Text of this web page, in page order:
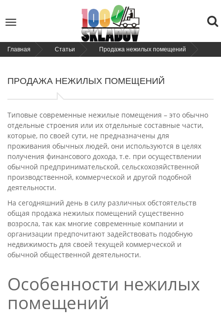
Toggle
Главная Статьи Продажа нежилых помещений
ПРОДАЖА НЕЖИЛЫХ ПОМЕЩЕНИЙ
Типовые современные нежилые помещения – это обычно
отдельные строения или их отдельные составные части,
которые, по своей сути, не предназначены для
проживания обычных людей, они используются в целях
получения финансового дохода, т.е. при осуществлении
обычной предпринимательской, сельскохозяйственной
производственной, коммерческой и другой подобной
деятельности.
На сегодняшний день в силу различных обстоятельств
общая продажа нежилых помещений существенно
возросла, так как многие современные компании и
организации предпочитают задействовать подобную
недвижимость для своей текущей коммерческой и
обычной общественной деятельности.
Особенности нежилых
помещений